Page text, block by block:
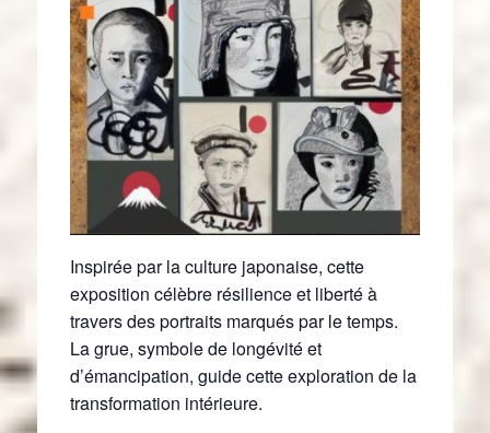
Inspirée par la culture japonaise, cette
exposition célèbre résilience et liberté à
travers des portraits marqués par le temps.
La grue, symbole de longévité et
d’émancipation, guide cette exploration de la
transformation intérieure.